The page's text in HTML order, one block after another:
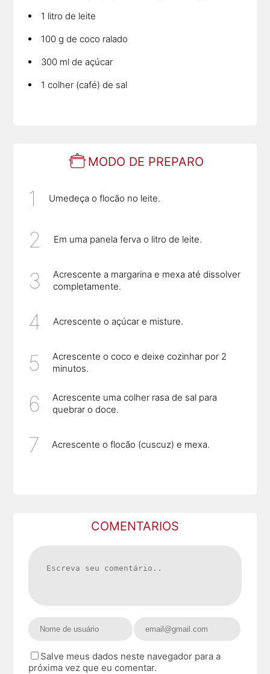
1 litro de leite
100 g de coco ralado
300 ml de açúcar
1 colher (café) de sal
MODO DE PREPARO
Umedeça o flocão no leite.
Em uma panela ferva o litro de leite.
Acrescente a margarina e mexa até dissolver
completamente.
Acrescente o açúcar e misture.
Acrescente o coco e deixe cozinhar por 2
minutos.
Acrescente uma colher rasa de sal para
quebrar o doce.
Acrescente o flocão (cuscuz) e mexa.
COMENTARIOS
Salve meus dados neste navegador para a
próxima vez que eu comentar.